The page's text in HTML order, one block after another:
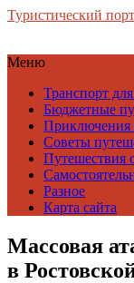
Туристический
Меню
Транспорт
Бюджетные
Советы
Путешествия
Разное
Карта сайта
Массовая
в